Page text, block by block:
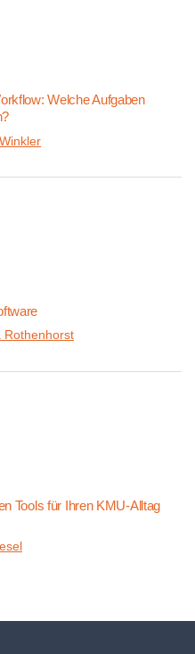
Welche Aufgaben
Rothenhorst
Tools für Ihren KMU-Alltag